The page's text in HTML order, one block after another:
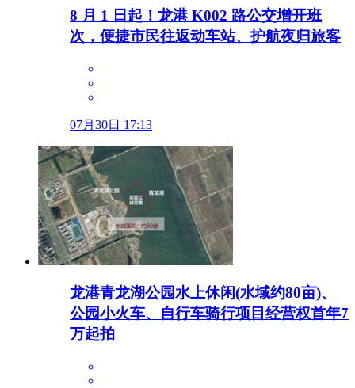
8 月 1 日起！龙港 K002 路公交增开班
次，便捷市民往返动车站、护航夜归旅客
07月30日 17:13
龙港青龙湖公园水上休闲(水域约80亩)、
公园小火车、自行车骑行项目经营权首年7
万起拍